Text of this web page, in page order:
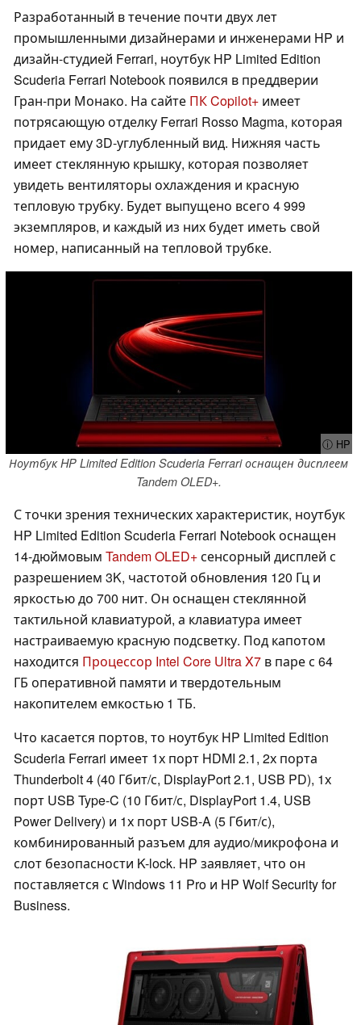
Разработанный в течение почти двух лет
промышленными дизайнерами и инженерами HP и
дизайн-студией Ferrari, ноутбук HP Limited Edition
Scuderia Ferrari Notebook появился в преддверии
Гран-при Монако. На сайте ПК Copilot+ имеет
потрясающую отделку Ferrari Rosso Magma, которая
придает ему 3D-углубленный вид. Нижняя часть
имеет стеклянную крышку, которая позволяет
увидеть вентиляторы охлаждения и красную
тепловую трубку. Будет выпущено всего 4 999
экземпляров, и каждый из них будет иметь свой
номер, написанный на тепловой трубке.
ⓘ HP
Ноутбук HP Limited Edition Scuderia Ferrari оснащен дисплеем
Tandem OLED+.
С точки зрения технических характеристик, ноутбук
HP Limited Edition Scuderia Ferrari Notebook оснащен
14-дюймовым Tandem OLED+сенсорный дисплей с
разрешением 3K, частотой обновления 120 Гц и
яркостью до 700 нит. Он оснащен стеклянной
тактильной клавиатурой, а клавиатура имеет
настраиваемую красную подсветку. Под капотом
находится Процессор Intel Core Ultra X7 в паре с 64
ГБ оперативной памяти и твердотельным
накопителем емкостью 1 ТБ.
Что касается портов, то ноутбук HP Limited Edition
Scuderia Ferrari имеет 1х порт HDMI 2.1, 2х порта
Thunderbolt 4 (40 Гбит/с, DisplayPort 2.1, USB PD), 1х
порт USB Type-C (10 Гбит/с, DisplayPort 1.4, USB
Power Delivery) и 1х порт USB-A (5 Гбит/с),
комбинированный разъем для аудио/микрофона и
слот безопасности K-lock. HP заявляет, что он
поставляется с Windows 11 Pro и HP Wolf Security for
Business.